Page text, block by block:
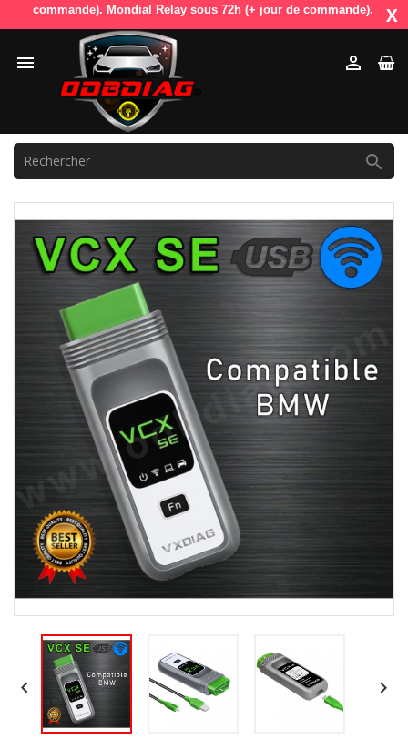
commande). Mondial Relay sous 72h (+ jour de commande). X
 

 